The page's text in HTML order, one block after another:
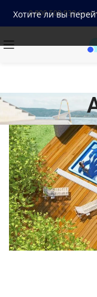
Хотите ли вы
0 800 509 930